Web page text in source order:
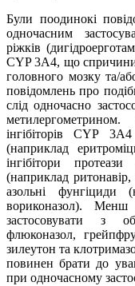
Були поодинокі
одночасним
ріжків
CYP 3A4, що
головного мозку та/
повідомлень про
слід одночасно
інгібіторів CYP
(наприклад
інгібітори
(наприклад ритонавір,
азольні фунгіциди
вориконазол). Менш
застосовувати з
флюконазол,
зилеутон та
повинен брати до
при одночасному